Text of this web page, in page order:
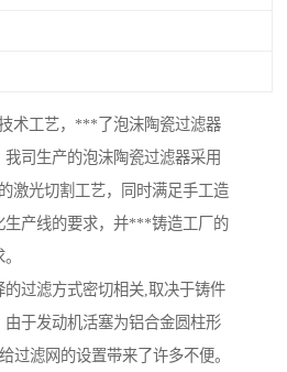
术工艺，***了泡沫陶瓷过滤器
司生产的泡沫陶瓷过滤器采用
激光切割工艺，同时满足手工造
生产线的要求，并***铸造工厂的
过滤方式密切相关,取决于铸件
于发动机活塞为铝合金圆柱形
过滤网的设置带来了许多不便。